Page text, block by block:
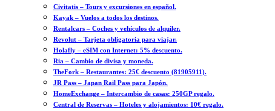
Civitatis – Tours y excursiones en español.
Kayak – Vuelos a todos los destinos.
Rentalcars – Coches y vehículos de alquiler.
Revolut – Tarjeta obligatoria para viajar.
Holafly – eSIM con Internet: 5% descuento.
Ria – Cambio de divisa y moneda.
TheFork – Restaurantes: 25€ descuento (81905911).
JR Pass – Japan Rail Pass para Japón.
HomeExchange – Intercambio de casas: 250GP regalo.
Central de Reservas – Hoteles y alojamientos: 10€ regalo.